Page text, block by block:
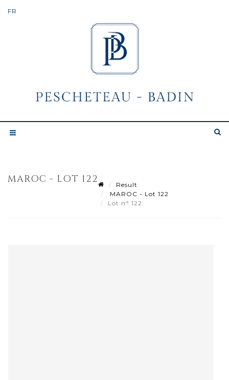
MAROC - LOT 122
Result
MAROC - Lot 122
Lot n° 122